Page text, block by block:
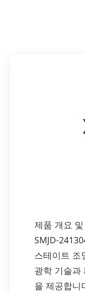
제품 개요
SMJD-
스테이트 조
광학 기술과
을 제공합니